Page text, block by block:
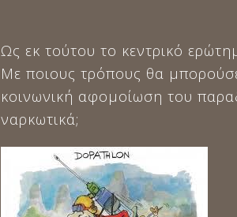
Ως εκ τούτου το κεντρικό
Με ποιους τρόπους θα μπορούσε
κοινωνική αφομοίωση του
ναρκωτικά;